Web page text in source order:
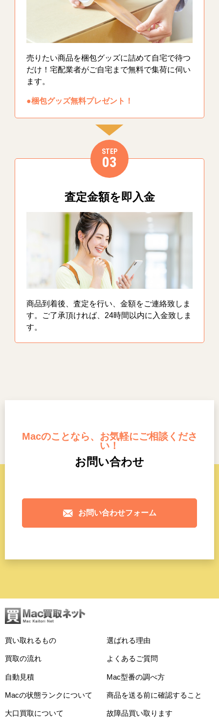
売りたい商品を梱包グッズに詰めて自宅で待つ
だけ！宅配業者がご自宅まで無料で集荷に伺い
ます。
●梱包グッズ無料プレゼント！
STEP
03
査定金額を即入金
商品到着後、査定を行い、金額をご連絡致しま
す。ご了承頂ければ、24時間以内に入金致しま
す。
Macのことなら、お気軽にご相談くださ
い！
お問い合わせ
お問い合わせフォーム
買い取れるもの 選ばれる理由
買取の流れ よくあるご質問
自動見積 Mac型番の調べ方
Macの状態ランクについて 商品を送る前に確認すること
大口買取について 故障品買い取ります